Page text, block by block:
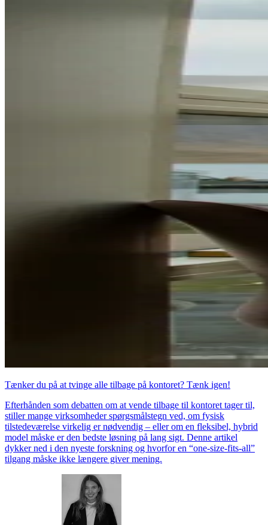
Tænker du på at tvinge alle tilbage på kontoret? Tænk igen!
Efterhånden som debatten om at vende tilbage til kontoret tager til,
stiller mange virksomheder spørgsmålstegn ved, om fysisk
tilstedeværelse virkelig er nødvendig – eller om en fleksibel, hybrid
model måske er den bedste løsning på lang sigt. Denne artikel
dykker ned i den nyeste forskning og hvorfor en “one-size-fits-all”
tilgang måske ikke længere giver mening.